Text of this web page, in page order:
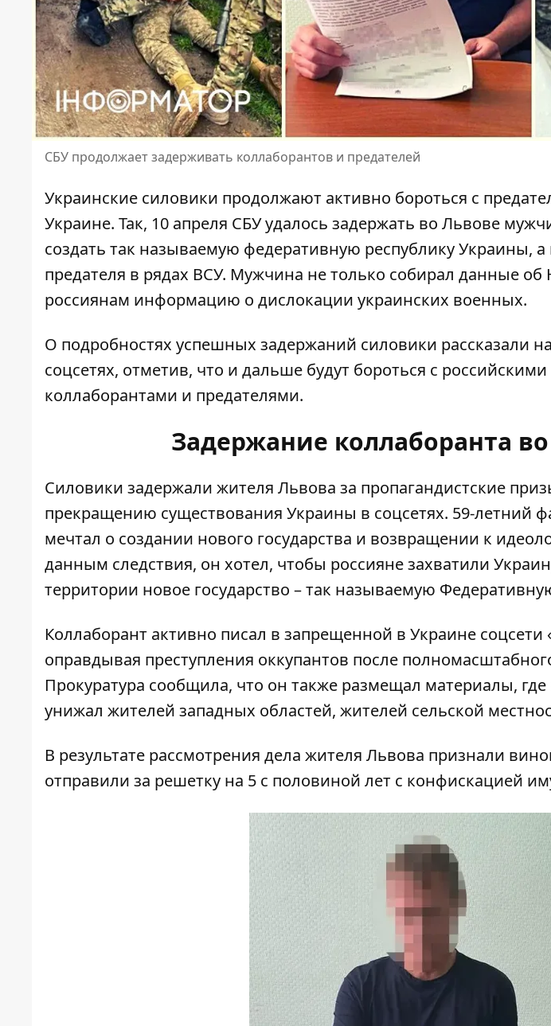
СБУ продолжает задерживать коллаборантов и предателей
Украинские силовики продолжают активно бороться с
Украине. Так, 10 апреля СБУ удалось задержать во Львове
создать так называемую федеративную республику Украины,
предателя в рядах ВСУ. Мужчина не только собирал данные об
россиянам информацию о дислокации украинских военных.
О подробностях успешных задержаний силовики рассказали
соцсетях, отметив, что и дальше будут бороться с
коллаборантами и предателями.
Задержание коллаборанта
Силовики задержали жителя Львова за пропагандистские
прекращению существования Украины в соцсетях. 59-летний
мечтал о создании нового государства и возвращении к
данным следствия, он хотел, чтобы россияне захватили
территории новое государство – так называемую
Коллаборант активно писал в запрещенной в Украине соцсети
оправдывая преступления оккупантов после
Прокуратура сообщила, что он также размещал материалы,
унижал жителей западных областей, жителей сельской
В результате рассмотрения дела жителя Львова признали
отправили за решетку на 5 с половиной лет с конфискацией